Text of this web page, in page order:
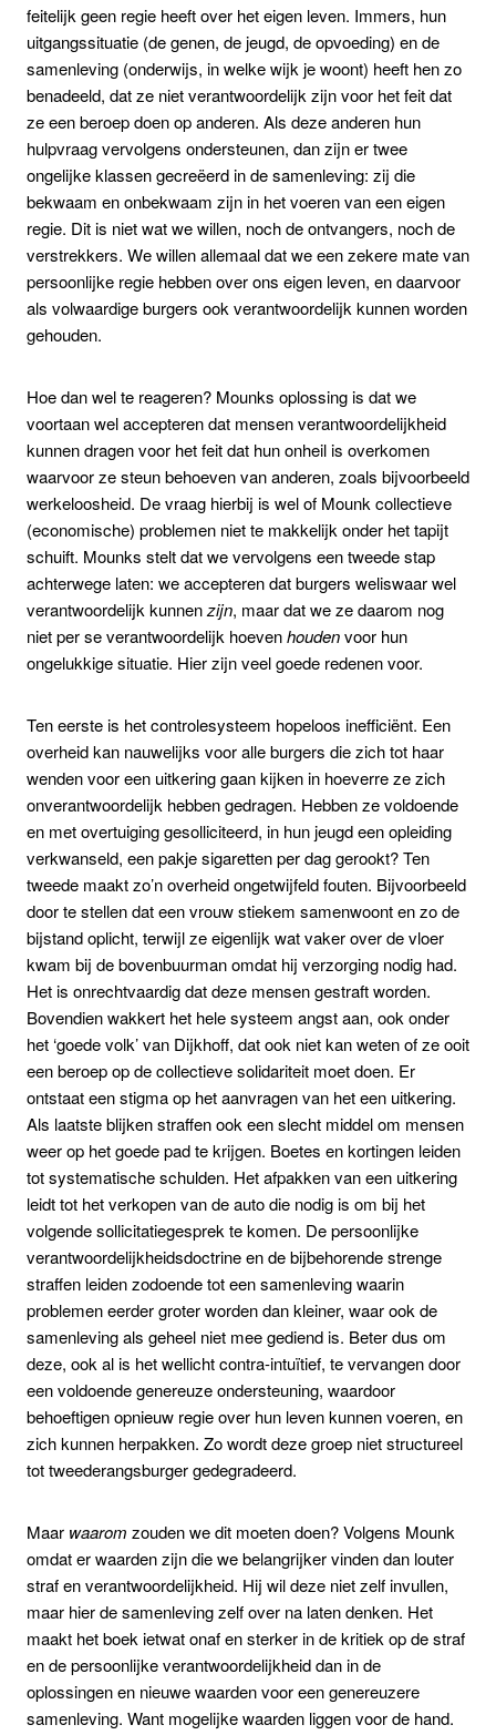
feitelijk geen regie heeft over het eigen leven. Immers, hun
uitgangssituatie (de genen, de jeugd, de opvoeding) en de
samenleving (onderwijs, in welke wijk je woont) heeft hen zo
benadeeld, dat ze niet verantwoordelijk zijn voor het feit dat
ze een beroep doen op anderen. Als deze anderen hun
hulpvraag vervolgens ondersteunen, dan zijn er twee
ongelijke klassen gecreëerd in de samenleving: zij die
bekwaam en onbekwaam zijn in het voeren van een eigen
regie. Dit is niet wat we willen, noch de ontvangers, noch de
verstrekkers. We willen allemaal dat we een zekere mate van
persoonlijke regie hebben over ons eigen leven, en daarvoor
als volwaardige burgers ook verantwoordelijk kunnen worden
gehouden.
Hoe dan wel te reageren? Mounks oplossing is dat we
voortaan wel accepteren dat mensen verantwoordelijkheid
kunnen dragen voor het feit dat hun onheil is overkomen
waarvoor ze steun behoeven van anderen, zoals bijvoorbeeld
werkeloosheid. De vraag hierbij is wel of Mounk collectieve
(economische) problemen niet te makkelijk onder het tapijt
schuift. Mounks stelt dat we vervolgens een tweede stap
achterwege laten: we accepteren dat burgers weliswaar wel
verantwoordelijk kunnenzijn, maar dat we ze daarom nog
niet per se verantwoordelijk hoevenhoudenvoor hun
ongelukkige situatie. Hier zijn veel goede redenen voor.
Ten eerste is het controlesysteem hopeloos inefficiënt. Een
overheid kan nauwelijks voor alle burgers die zich tot haar
wenden voor een uitkering gaan kijken in hoeverre ze zich
onverantwoordelijk hebben gedragen. Hebben ze voldoende
en met overtuiging gesolliciteerd, in hun jeugd een opleiding
verkwanseld, een pakje sigaretten per dag gerookt? Ten
tweede maakt zo’n overheid ongetwijfeld fouten. Bijvoorbeeld
door te stellen dat een vrouw stiekem samenwoont en zo de
bijstand oplicht, terwijl ze eigenlijk wat vaker over de vloer
kwam bij de bovenbuurman omdat hij verzorging nodig had.
Het is onrechtvaardig dat deze mensen gestraft worden.
Bovendien wakkert het hele systeem angst aan, ook onder
het ‘goede volk’ van Dijkhoff, dat ook niet kan weten of ze ooit
een beroep op de collectieve solidariteit moet doen. Er
ontstaat een stigma op het aanvragen van het een uitkering.
Als laatste blijken straffen ook een slecht middel om mensen
weer op het goede pad te krijgen. Boetes en kortingen leiden
tot systematische schulden. Het afpakken van een uitkering
leidt tot het verkopen van de auto die nodig is om bij het
volgende sollicitatiegesprek te komen. De persoonlijke
verantwoordelijkheidsdoctrine en de bijbehorende strenge
straffen leiden zodoende tot een samenleving waarin
problemen eerder groter worden dan kleiner, waar ook de
samenleving als geheel niet mee gediend is. Beter dus om
deze, ook al is het wellicht contra-intuïtief, te vervangen door
een voldoende genereuze ondersteuning, waardoor
behoeftigen opnieuw regie over hun leven kunnen voeren, en
zich kunnen herpakken. Zo wordt deze groep niet structureel
tot tweederangsburger gedegradeerd.
Maar waarom zouden we dit moeten doen? Volgens Mounk
omdat er waarden zijn die we belangrijker vinden dan louter
straf en verantwoordelijkheid. Hij wil deze niet zelf invullen,
maar hier de samenleving zelf over na laten denken. Het
maakt het boek ietwat onaf en sterker in de kritiek op de straf
en de persoonlijke verantwoordelijkheid dan in de
oplossingen en nieuwe waarden voor een genereuzere
samenleving. Want mogelijke waarden liggen voor de hand.